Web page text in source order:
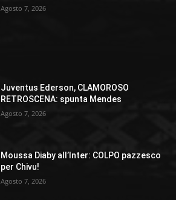
Agosto 7, 2026
Juventus Ederson, CLAMOROSO
RETROSCENA: spunta Mendes
Agosto 7, 2026
Moussa Diaby all’Inter: COLPO pazzesco
per Chivu!
Agosto 7, 2026